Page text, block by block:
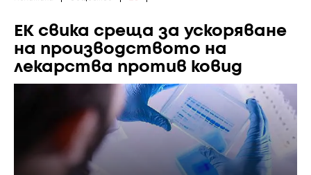
ЕК свика среща за ускоряване
на производството на
лекарства против ковид